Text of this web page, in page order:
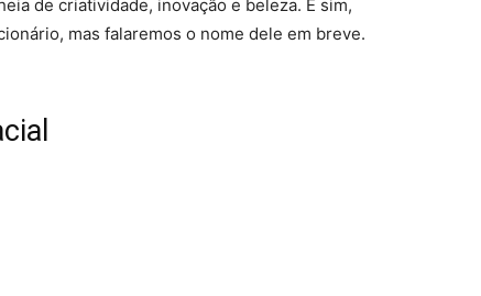
de criatividade, inovação e beleza. E sim,
mas falaremos o nome dele em breve.